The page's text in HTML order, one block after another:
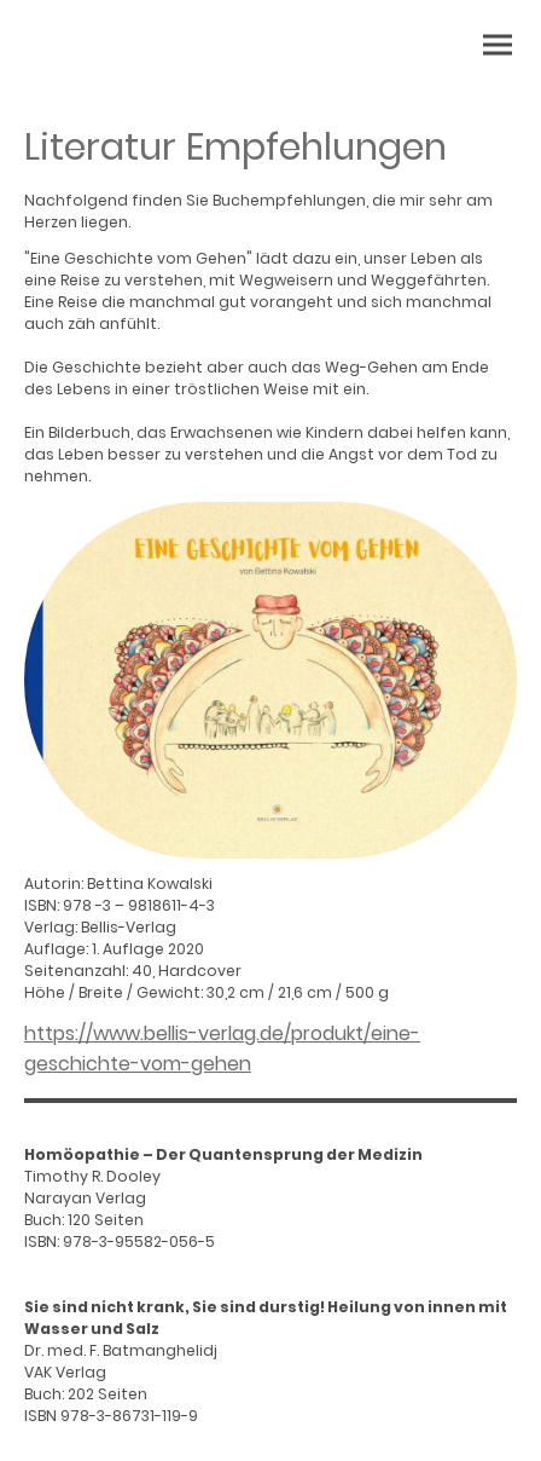
Literatur Empfehlungen
Nachfolgend finden Sie Buchempfehlungen, die mir sehr am
Herzen liegen.
"Eine Geschichte vom Gehen" lädt dazu ein, unser Leben als
eine Reise zu verstehen, mit Wegweisern und Weggefährten.
Eine Reise die manchmal gut vorangeht und sich manchmal
auch zäh anfühlt.
Die Geschichte bezieht aber auch das Weg-Gehen am Ende
des Lebens in einer tröstlichen Weise mit ein.
Ein Bilderbuch, das Erwachsenen wie Kindern dabei helfen kann,
das Leben besser zu verstehen und die Angst vor dem Tod zu
nehmen.
Autorin: Bettina Kowalski
ISBN: 978 -3 – 9818611-4-3
Verlag: Bellis-Verlag
Auflage: 1. Auflage 2020
Seitenanzahl: 40, Hardcover
Höhe / Breite / Gewicht: 30,2 cm / 21,6 cm / 500 g
https://www.bellis-verlag.de/produkt/eine-
geschichte-vom-gehen
Homöopathie – Der Quantensprung der Medizin
Timothy R. Dooley
Narayan Verlag
Buch: 120 Seiten
ISBN: 978-3-95582-056-5
Sie sind nicht krank, Sie sind durstig! Heilung von innen mit
Wasser und Salz
Dr. med. F. Batmanghelidj
VAK Verlag
Buch: 202 Seiten
ISBN 978-3-86731-119-9